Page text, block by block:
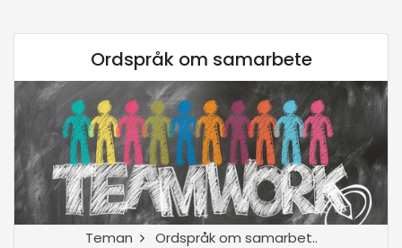
Ordspråk om samarbete
Teman Ordspråk om samarbet..